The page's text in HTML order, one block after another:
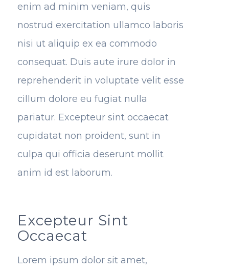
enim ad minim veniam, quis
nostrud exercitation ullamco laboris
nisi ut aliquip ex ea commodo
consequat. Duis aute irure dolor in
reprehenderit in voluptate velit esse
cillum dolore eu fugiat nulla
pariatur. Excepteur sint occaecat
cupidatat non proident, sunt in
culpa qui officia deserunt mollit
anim id est laborum.
Excepteur Sint
Occaecat
Lorem ipsum dolor sit amet,